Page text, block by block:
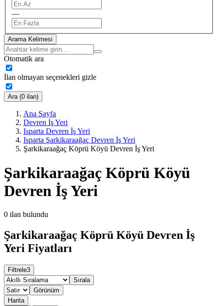
—
Arama Kelimesi
Otomatik ara
İlan olmayan seçenekleri gizle
Ara (0 ilan)
Ana Sayfa
Devren İş Yeri
Isparta Devren İş Yeri
Isparta Şarkikaraağaç Devren İş Yeri
Şarkikaraağaç Köprü Köyü Devren İş Yeri
Şarkikaraağaç Köprü Köyü
Devren İş Yeri
0 ilan bulundu
Şarkikaraağaç Köprü Köyü Devren İş
Yeri Fiyatları
Filtrele3
Sırala
Görünüm
Harita